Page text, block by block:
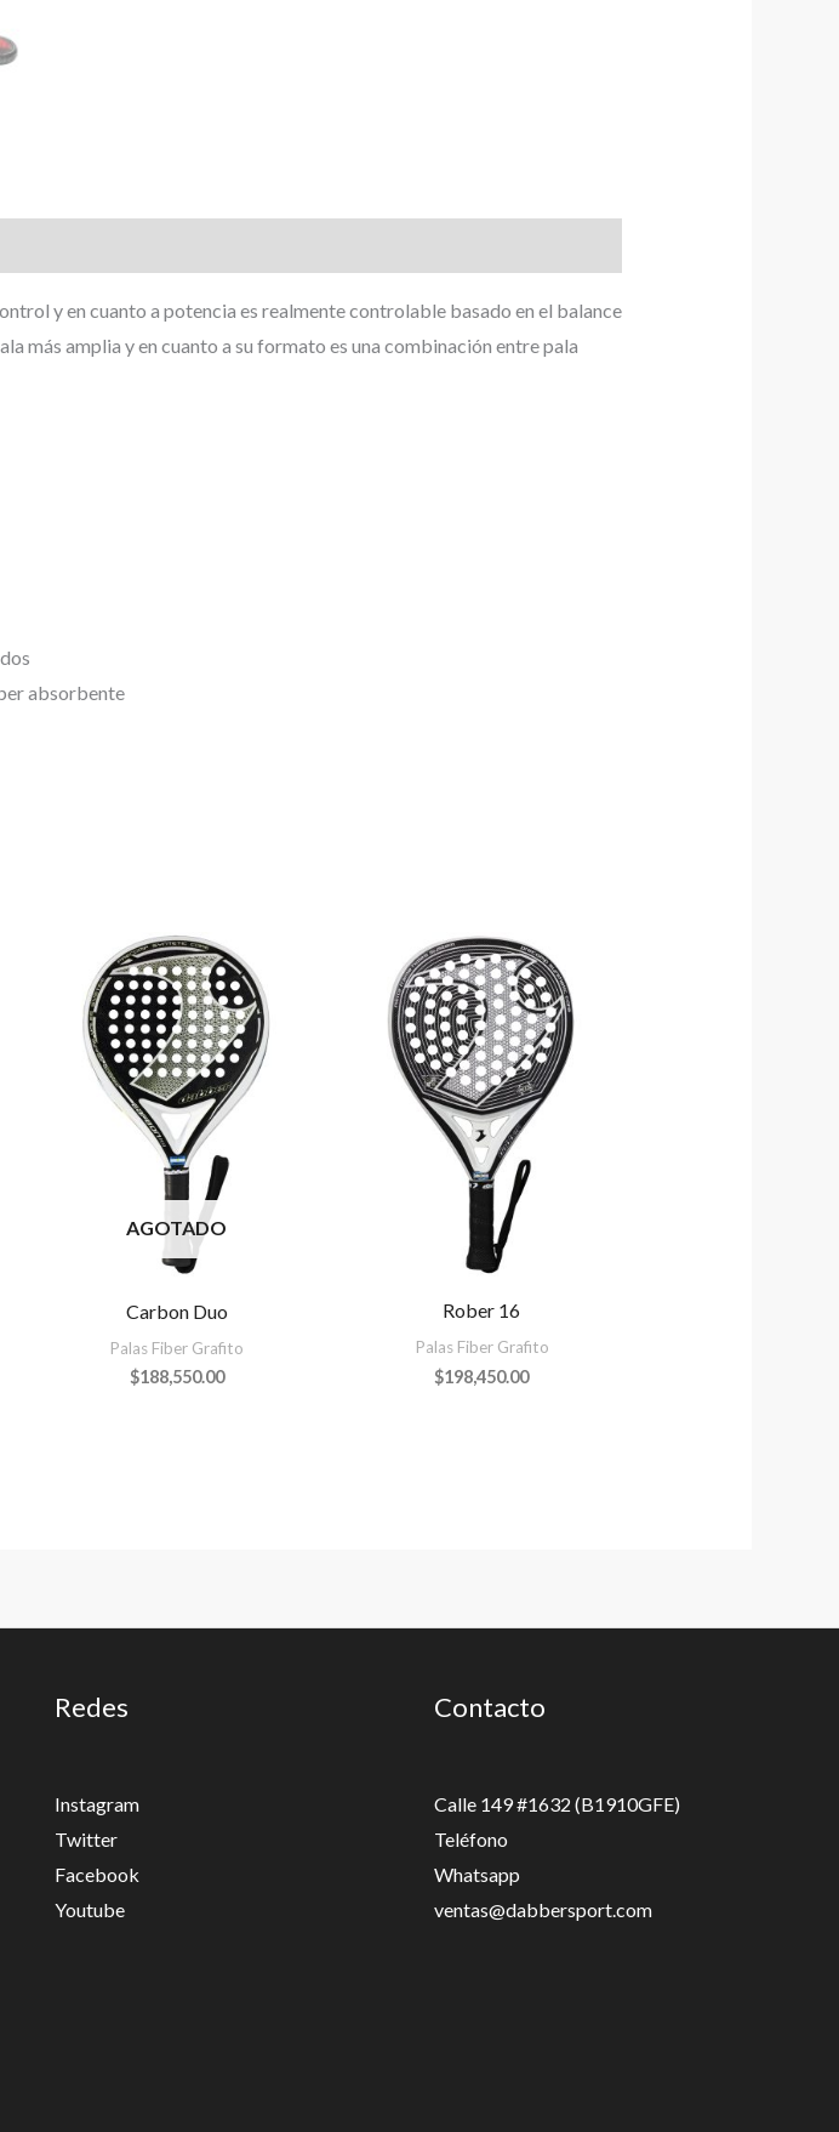
y en cuanto a potencia es realmente controlable basado en el balance
más amplia y en cuanto a su formato es una combinación entre pala
absorbente
AGOTADO
Carbon Duo
Palas Fiber Grafito
$188,550.00
Rober 16
Palas Fiber Grafito
$198,450.00
Redes
Instagram
Twitter
Facebook
Youtube
Contacto
Calle 149 #1632 (B1910GFE)
Teléfono
Whatsapp
ventas@dabbersport.com